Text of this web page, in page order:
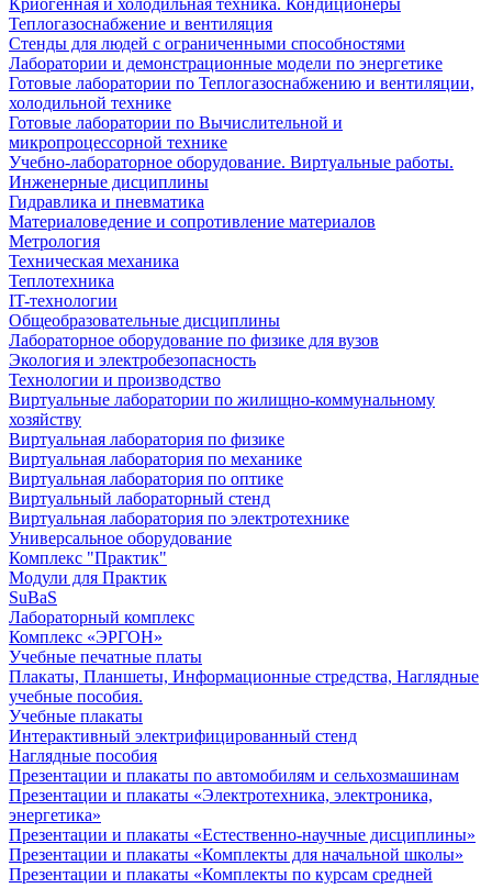
Криогенная и холодильная техника. Кондиционеры
Теплогазоснабжение и вентиляция
Стенды для людей с ограниченными способностями
Лаборатории и демонстрационные модели по энергетике
Готовые лаборатории по Теплогазоснабжению и вентиляции,
холодильной технике
Готовые лаборатории по Вычислительной и
микропроцессорной технике
Учебно-лабораторное оборудование. Виртуальные работы.
Инженерные дисциплины
Гидравлика и пневматика
Материаловедение и сопротивление материалов
Метрология
Техническая механика
Теплотехника
IT-технологии
Общеобразовательные дисциплины
Лабораторное оборудование по физике для вузов
Экология и электробезопасность
Технологии и производство
Виртуальные лаборатории по жилищно-коммунальному
хозяйству
Виртуальная лаборатория по физике
Виртуальная лаборатория по механике
Виртуальная лаборатория по оптике
Виртуальный лабораторный стенд
Виртуальная лаборатория по электротехнике
Универсальное оборудование
Комплекс "Практик"
Модули для Практик
SuBaS
Лабораторный комплекс
Комплекс «ЭРГОН»
Учебные печатные платы
Плакаты, Планшеты, Информационные стредства, Наглядные
учебные пособия.
Учебные плакаты
Интерактивный электрифицированный стенд
Наглядные пособия
Презентации и плакаты по автомобилям и сельхозмашинам
Презентации и плакаты «Электротехника, электроника,
энергетика»
Презентации и плакаты «Естественно-научные дисциплины»
Презентации и плакаты «Комплекты для начальной школы»
Презентации и плакаты «Комплекты по курсам средней